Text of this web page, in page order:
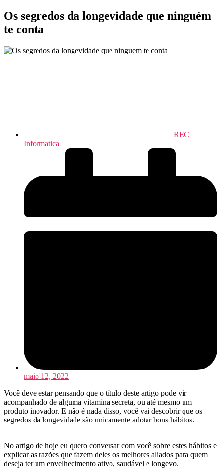
Os segredos da longevidade que ninguém
te conta
REC
Informatica
maio 12, 2022
Você deve estar pensando que o título deste artigo pode vir
acompanhado de alguma vitamina secreta, ou até mesmo um
produto inovador. E não é nada disso, você vai descobrir que os
segredos da longevidade são unicamente adotar bons hábitos.
No artigo de hoje eu quero conversar com você sobre estes hábitos e
explicar as razões que fazem deles os melhores aliados para quem
deseja ter um envelhecimento ativo, saudável e longevo.